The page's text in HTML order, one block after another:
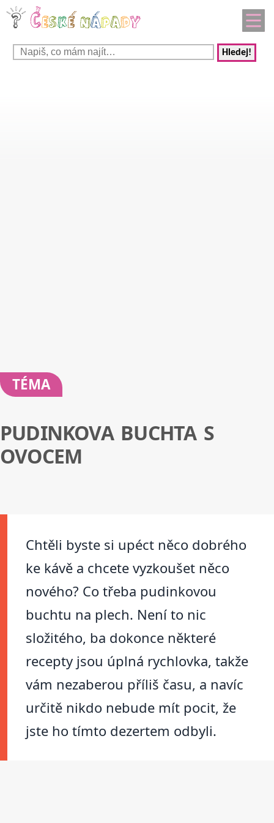
Hledej!
TÉMA
PUDINKOVA BUCHTA S
OVOCEM
Chtěli byste si upéct něco dobrého
ke kávě a chcete vyzkoušet něco
nového? Co třeba pudinkovou
buchtu na plech. Není to nic
složitého, ba dokonce některé
recepty jsou úplná rychlovka, takže
vám nezaberou příliš času, a navíc
určitě nikdo nebude mít pocit, že
jste ho tímto dezertem odbyli.